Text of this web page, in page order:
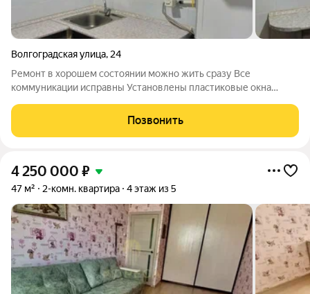
Волгоградская улица, 24
Ремонт в хорошем состоянии можно жить сразу Все
коммуникации исправны Установлены пластиковые окна
спальной комнате установлен кондиционер Подключён
Позвонить
4 250 000 ₽
47 м² 2-комн. квартира 4 этаж из 5